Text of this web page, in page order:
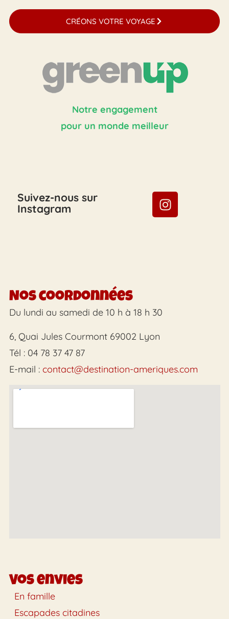
CRÉONS VOTRE VOYAGE
Notre engagement
pour un monde meilleur
Suivez-nous sur
Instagram
Nos coordonnées
Du lundi au samedi de 10 h à 18 h 30
6, Quai Jules Courmont 69002 Lyon
Tél : 04 78 37 47 87
E-mail : contact@destination-ameriques.com
Vos envies
En famille
Escapades citadines